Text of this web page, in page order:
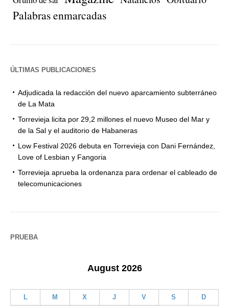
Palabras enmarcadas
ÚLTIMAS PUBLICACIONES
Adjudicada la redacción del nuevo aparcamiento subterráneo
de La Mata
Torrevieja licita por 29,2 millones el nuevo Museo del Mar y
de la Sal y el auditorio de Habaneras
Low Festival 2026 debuta en Torrevieja con Dani Fernández,
Love of Lesbian y Fangoria
Torrevieja aprueba la ordenanza para ordenar el cableado de
telecomunicaciones
PRUEBA
August 2026
L M X J V S D